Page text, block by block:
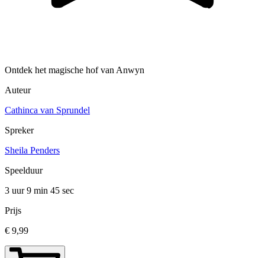
Ontdek het magische hof van Anwyn
Auteur
Cathinca van Sprundel
Spreker
Sheila Penders
Speelduur
3 uur 9 min 45 sec
Prijs
€ 9,99